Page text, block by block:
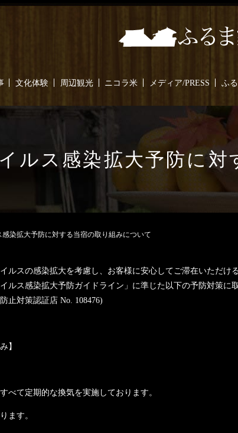
文化体験 周辺観光 ニコラ米 メディア/PRESS ふ
ルス感染拡大予防に
染拡大予防に対する当宿の取り組みについて
ルスの感染拡大を考慮し、お客様に安心してご滞在いただけ
ルス感染拡大予防ガイドライン」に準じた以下の予防対策に
止対策認証店 No. 108476)
】
べて定期的な換気を実施しております。
ます。